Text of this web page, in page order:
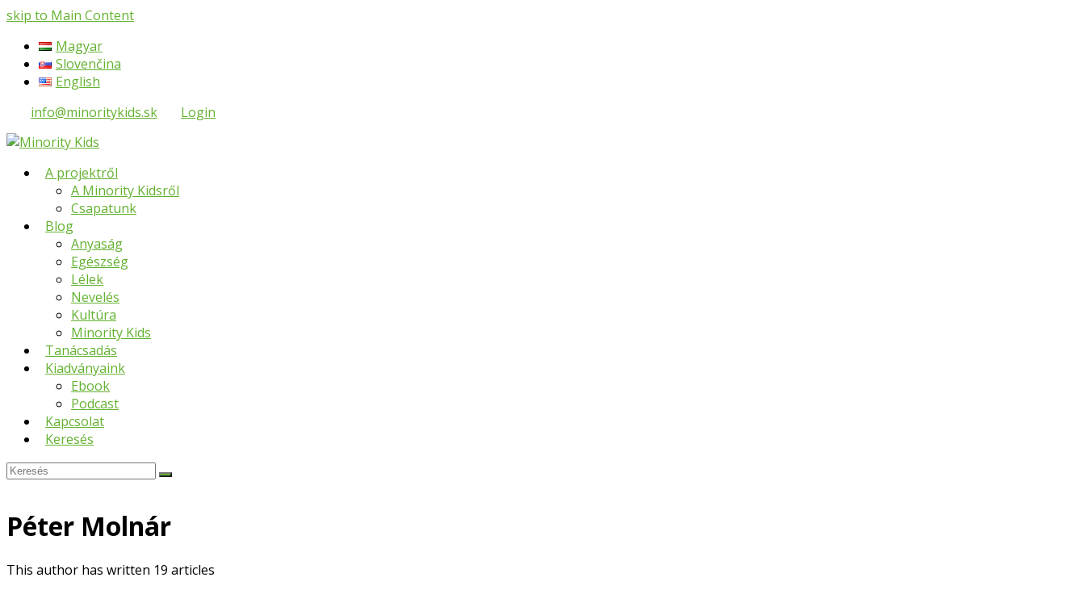
skip to Main Content
Magyar
Slovenčina
English
info@minoritykids.sk
Login
A projektről
A Minority Kidsről
Csapatunk
Blog
Anyaság
Egészség
Lélek
Nevelés
Kultúra
Minority Kids
Tanácsadás
Kiadványaink
Ebook
Podcast
Kapcsolat
Keresés
Keresés
Submit
Péter Molnár
This author has written 19 articles